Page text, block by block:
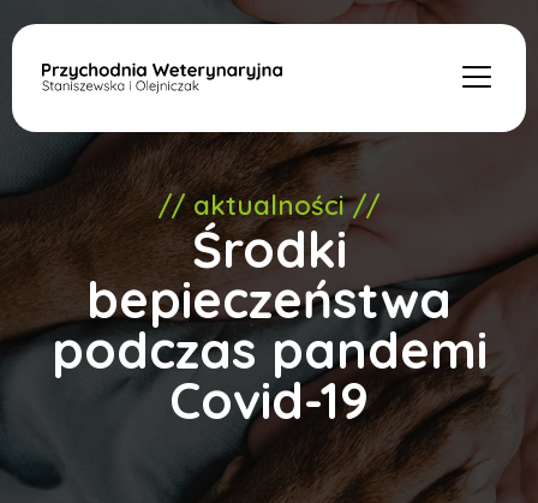
// aktualności //
Środki
bepieczeństwa
podczas pandemi
Covid-19